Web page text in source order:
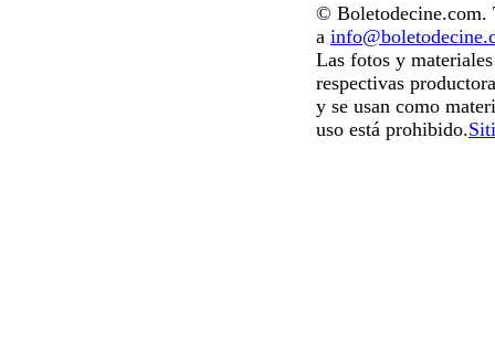
© Boletodecine.com.
a
Las fotos y
respectivas
y se usan como
uso está prohibido.